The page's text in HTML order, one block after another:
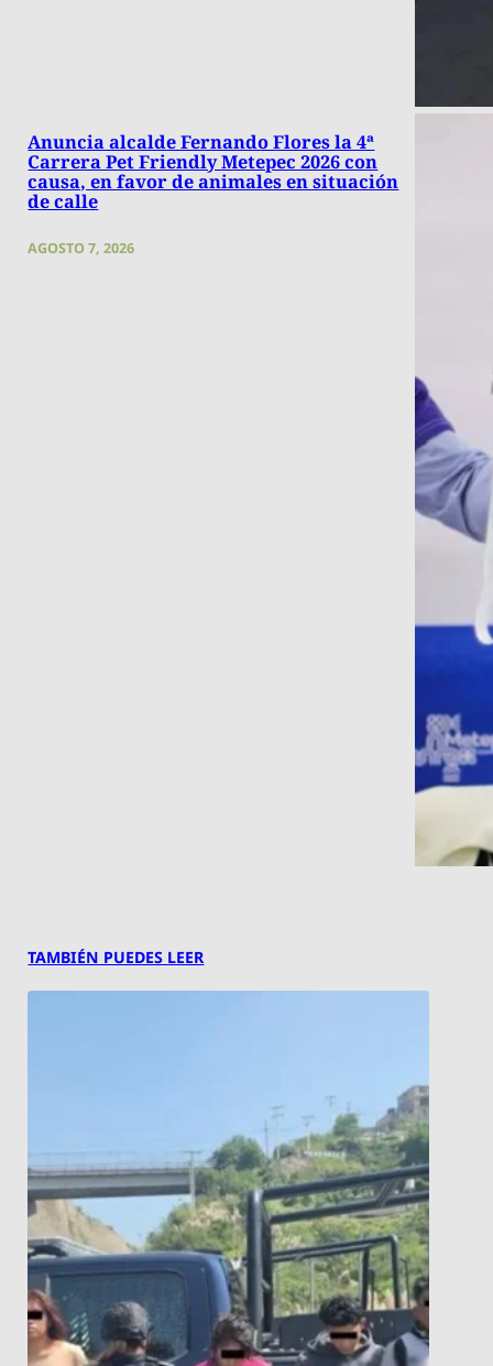
Anuncia alcalde Fernando Flores la 4ª
Carrera Pet Friendly Metepec 2026 con
causa, en favor de animales en situación
de calle
AGOSTO 7, 2026
TAMBIÉN PUEDES LEER